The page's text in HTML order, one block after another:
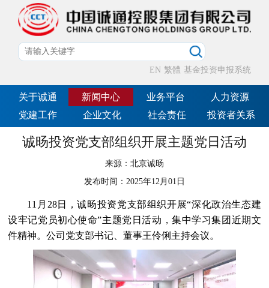
EN 繁體 基金投资申报系统
关于诚通 新闻中心 业务平台
人力资源
党建工作
企业文化 社会责任 投资者关系
诚旸投资党支部组织开展主题党日活动
来源： 北京诚旸
发布时间： 2025年12月01日
11月28日，诚旸投资党支部组织开展“深化政治生态建
设牢记党员初心使命”主题党日活动，集中学习集团近期文
件精神。公司党支部书记、董事王伶俐主持会议。